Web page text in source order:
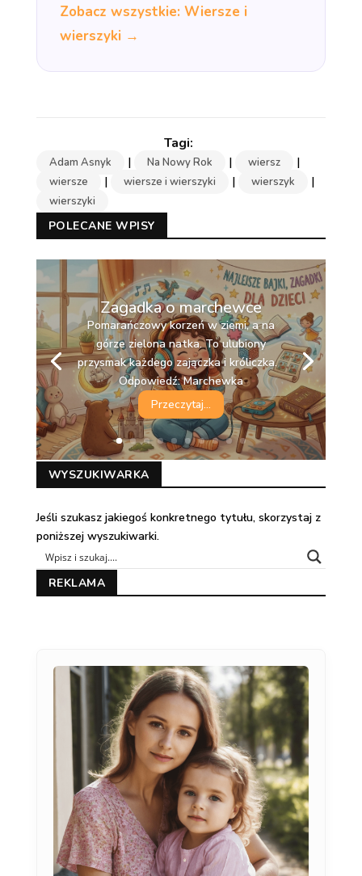
Zobacz wszystkie: Wiersze i
wierszyki →
Adam Asnyk | Na Nowy Rok | wiersz |
wiersze | wiersze i wierszyki | wierszyk |
wierszyki
POLECANE WPISY
Zagadka o marchewce
Pomarańczowy korzeń w ziemi, a na
górze zielona natka. To ulubiony
przysmak każdego zajączka i króliczka.
Odpowiedź: Marchewka
Przeczytaj...
WYSZUKIWARKA
Jeśli szukasz jakiegoś konkretnego tytułu, skorzystaj z
poniższej wyszukiwarki.
REKLAMA